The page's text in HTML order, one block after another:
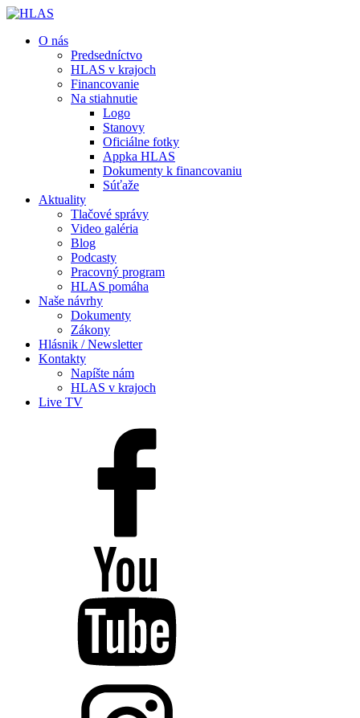
O nás
Predsedníctvo
HLAS v krajoch
Financovanie
Na stiahnutie
Logo
Stanovy
Oficiálne fotky
Appka HLAS
Dokumenty k financovaniu
Súťaže
Aktuality
Tlačové správy
Video galéria
Blog
Podcasty
Pracovný program
HLAS pomáha
Naše návrhy
Dokumenty
Zákony
Hlásnik / Newsletter
Kontakty
Napíšte nám
HLAS v krajoch
Live TV